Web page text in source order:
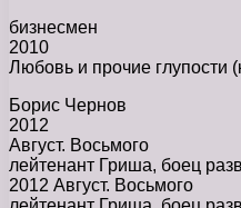
бизнесмен
2010
Любовь и прочие глупости
Борис Чернов
2012
Август. Восьмого
лейтенант Гриша, боец
2012 Август. Восьмого